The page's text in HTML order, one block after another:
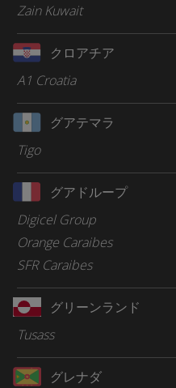
Zain Kuwait
クロアチア
A1 Croatia
グアテマラ
Tigo
グアドループ
Digicel Group
Orange Caraibes
SFR Caraibes
グリーンランド
Tusass
グレナダ